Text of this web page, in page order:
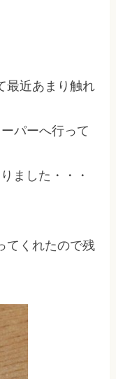
最近あまり触れ
パーへ行って
ました・・・
てくれたので残